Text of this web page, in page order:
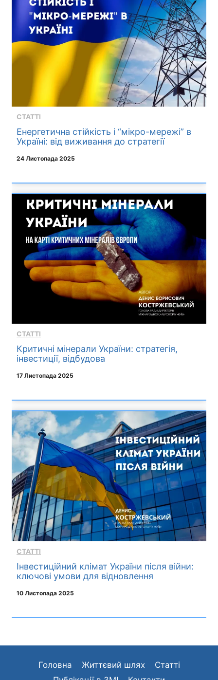
СТАТТІ
Енергетична стійкість і “мікро-мережі” в
Україні: від виживання до стратегії
24 Листопада 2025
СТАТТІ
Критичні мінерали України: стратегія,
інвестиції, відбудова
17 Листопада 2025
СТАТТІ
Інвестиційний клімат України після війни:
ключові умови для відновлення
10 Листопада 2025
Головна Життєвий шлях
Статті